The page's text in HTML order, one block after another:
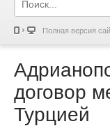
Полная версия
договор
Турцией